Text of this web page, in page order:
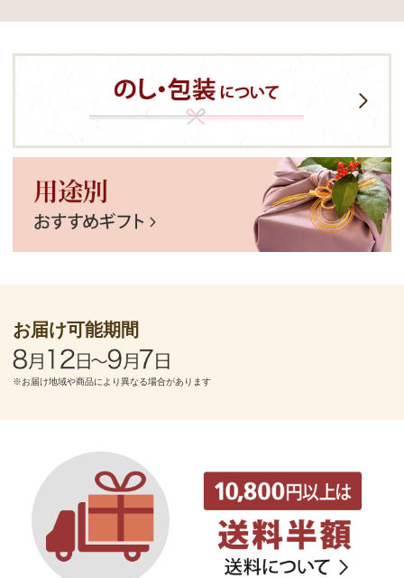
お届け可能期間
※お届け地域や商品により異なる場合があります